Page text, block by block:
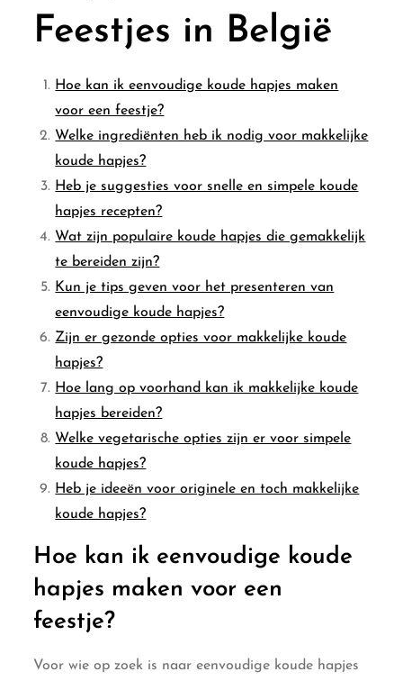
Feestjes in België
Hoe kan ik eenvoudige koude hapjes maken
voor een feestje?
Welke ingrediënten heb ik nodig voor makkelijke
koude hapjes?
Heb je suggesties voor snelle en simpele koude
hapjes recepten?
Wat zijn populaire koude hapjes die gemakkelijk
te bereiden zijn?
Kun je tips geven voor het presenteren van
eenvoudige koude hapjes?
Zijn er gezonde opties voor makkelijke koude
hapjes?
Hoe lang op voorhand kan ik makkelijke koude
hapjes bereiden?
Welke vegetarische opties zijn er voor simpele
koude hapjes?
Heb je ideeën voor originele en toch makkelijke
koude hapjes?
Hoe kan ik eenvoudige koude
hapjes maken voor een
feestje?
Voor wie op zoek is naar eenvoudige koude hapjes